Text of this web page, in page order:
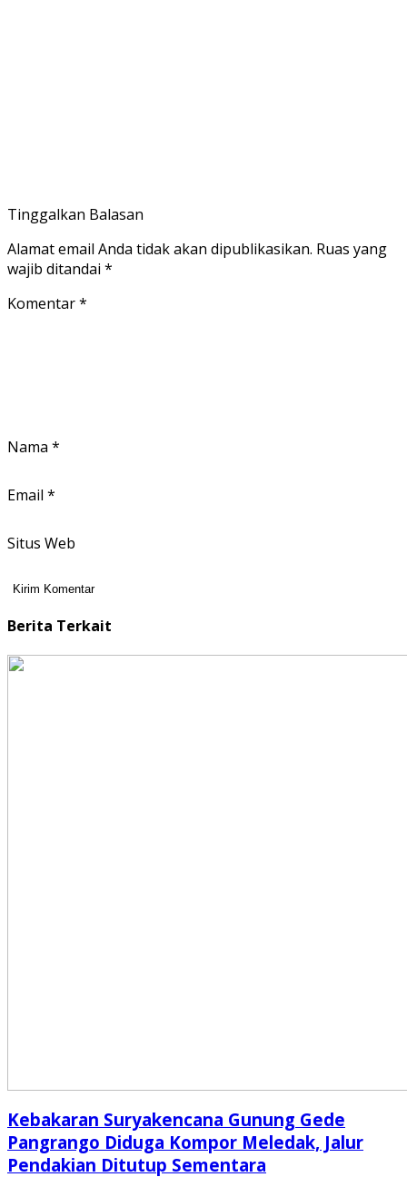
Tinggalkan Balasan
Alamat email Anda tidak akan dipublikasikan. Ruas yang
wajib ditandai *
Komentar*
Nama *
Email *
Situs Web
Berita Terkait
Kebakaran Suryakencana Gunung Gede
Pangrango Diduga Kompor Meledak, Jalur
Pendakian Ditutup Sementara